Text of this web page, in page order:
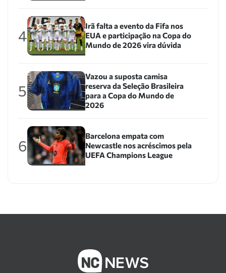
4
Irã falta a evento da Fifa nos
EUA e participação na Copa do
Mundo de 2026 vira dúvida
5
Vazou a suposta camisa
reserva da Seleção Brasileira
para a Copa do Mundo de
2026
6
Barcelona empata com
Newcastle nos acréscimos pela
UEFA Champions League